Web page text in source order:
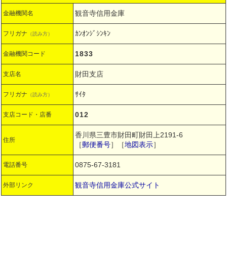
金融機関名 観音寺信用金庫
フリガナ （読み方） ｶﾝｵﾝｼﾞｼﾝｷﾝ
金融機関コード 1833
支店名 財田支店
フリガナ （読み方） ｻｲﾀ
支店コード・店番 012
住所
香川県三豊市財田町財田上2191-6
［郵便番号］［地図表示］
電話番号 0875-67-3181
外部リンク 観音寺信用金庫公式サイト